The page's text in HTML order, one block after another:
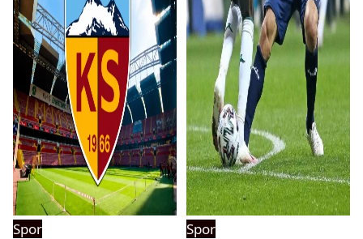
Spor
Spor